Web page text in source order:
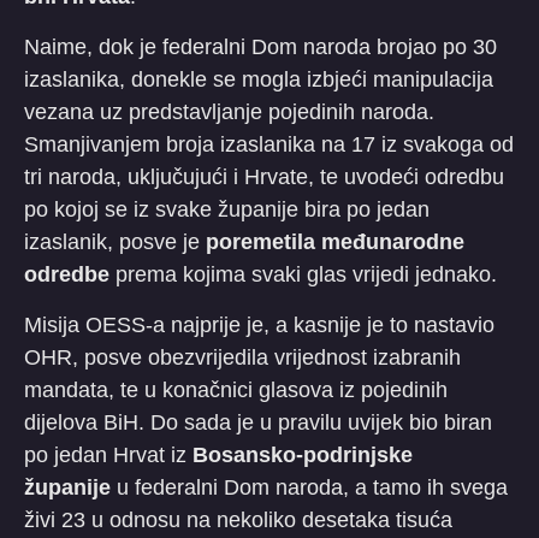
Naime, dok je federalni Dom naroda brojao po 30
izaslanika, donekle se mogla izbjeći manipulacija
vezana uz predstavljanje pojedinih naroda.
Smanjivanjem broja izaslanika na 17 iz svakoga od
tri naroda, uključujući i Hrvate, te uvodeći odredbu
po kojoj se iz svake županije bira po jedan
izaslanik, posve je poremetila međunarodne
odredbe prema kojima svaki glas vrijedi jednako.
Misija OESS-a najprije je, a kasnije je to nastavio
OHR, posve obezvrijedila vrijednost izabranih
mandata, te u konačnici glasova iz pojedinih
dijelova BiH. Do sada je u pravilu uvijek bio biran
po jedan Hrvat iz Bosansko-podrinjske
županije u federalni Dom naroda, a tamo ih svega
živi 23 u odnosu na nekoliko desetaka tisuća